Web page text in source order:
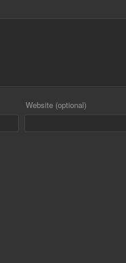
Website (optional)